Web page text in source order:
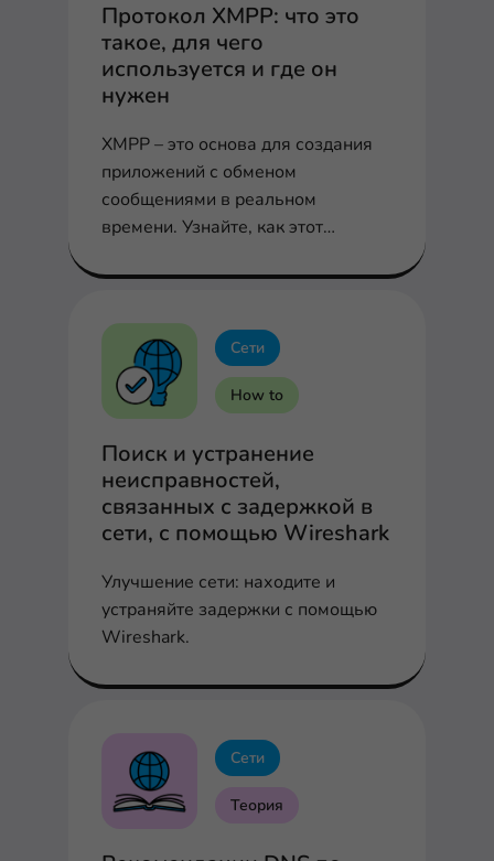
Протокол XMPP: что это
такое, для чего
используется и где он
нужен
XMPP – это основа для создания
приложений с обменом
сообщениями в реальном
времени. Узнайте, как этот
особенности, преимущества и
использовать спустя два
десятилетия.
Сети
How to
Поиск и устранение
неисправностей,
связанных с задержкой в
сети, с помощью Wireshark
Улучшение сети: находите и
устраняйте задержки с помощью
Wireshark.
Сети
Теория